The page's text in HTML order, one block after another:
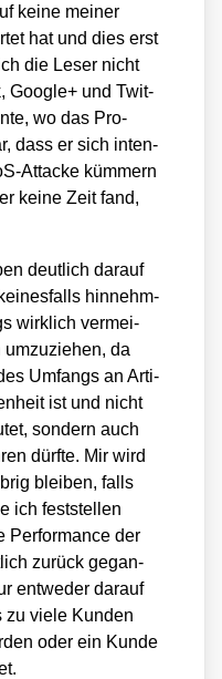
kei­ne mei­ner
hat und dies erst
die Leser nicht
Goog­le+ und Twit­
wo das Pro­
dass er sich inten­
Atta­cke küm­mern
kei­ne Zeit fand,
deut­lich dar­auf
hin­nehm­
wirk­lich ver­mei­
umzu­zie­hen, da
Umfangs an Arti­
ist und nicht
son­dern auch
dürf­te. Mir wird
blei­ben, falls
ich fest­stel­len
Per­for­mance der
zurück gegan­
ent­we­der dar­auf
zu vie­le Kun­den
oder ein Kun­de